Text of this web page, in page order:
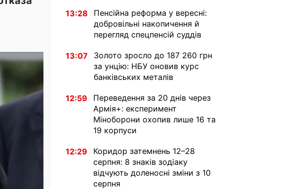
13:28
Пенсійна реформа у вересні:
добровільні накопичення й
перегляд спецпенсій суддів
13:07
Золото зросло до 187 260 грн
за унцію: НБУ оновив курс
банківських металів
12:59
Переведення за 20 днів через
Армія+: експеримент
Міноборони охопив лише 16 та
19 корпуси
12:29
Коридор затемнень 12–28
серпня: 8 знаків зодіаку
відчують доленосні зміни з 10
серпня